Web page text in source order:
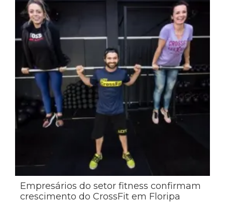
Empresários do setor fitness confirmam
crescimento do CrossFit em Floripa